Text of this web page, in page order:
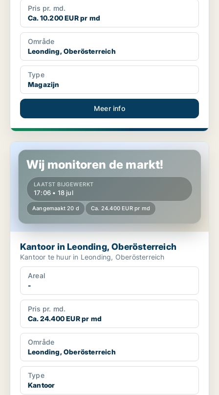
Pris pr. md.
Ca. 10.200 EUR pr md
Område
Leonding, Oberösterreich
Type
Magazijn
Meer info
Kantoor in Leonding, Oberösterreich
Wij monitoren de markt!
LAATST BIJGEWERKT
17:06 • 18 jul
Aangemaakt 20 d Ca. 24.400 EUR pr md
Kantoor in Leonding, Oberösterreich
Kantoor te huur in Leonding, Oberösterreich
Areal
-
Pris pr. md.
Ca. 24.400 EUR pr md
Område
Leonding, Oberösterreich
Type
Kantoor